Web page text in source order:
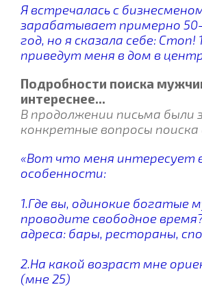
Я встречалась с
зарабатывает примерно
год, но я сказала себе: Стоп!
приведут меня в дом в
Подробности поиска
интереснее...
В продолжении письма были
конкретные вопросы поиска
«Вот что меня интересует
особенности:
1.Где вы, одинокие богатые
проводите свободное
адреса: бары, рестораны,
2.На какой возраст мне
(мне 25)